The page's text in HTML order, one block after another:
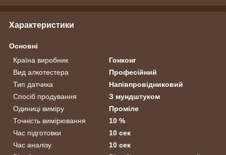
Характеристики
Основні
Країна виробник
Гонконг
Вид алкотестера
Професійний
Тип датчика
Напівпровідниковий
Спосіб продування
З мундштуком
Одиниці виміру
Проміле
Точність вимірювання
10 %
Час підготовки
10 сек
Час аналізу
10 сек